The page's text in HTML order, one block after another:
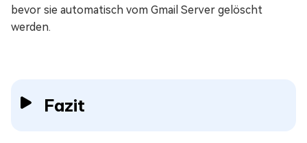
bevor sie automatisch vom Gmail Server gelöscht
werden.
Fazit